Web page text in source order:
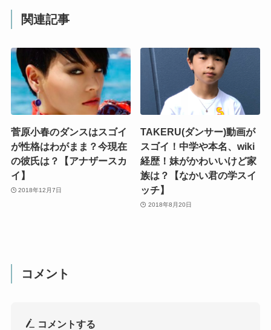
関連記事
菅原小春のダンスはスゴイ
が性格はわがまま？今現在
の彼氏は？【アナザースカ
イ】
2018年12月7日
TAKERU(ダンサー)動画が
スゴイ！中学や本名、wiki
経歴！妹がかわいいけど家
族は？【なかい君の学スイ
ッチ】
2018年8月20日
コメント
コメントする